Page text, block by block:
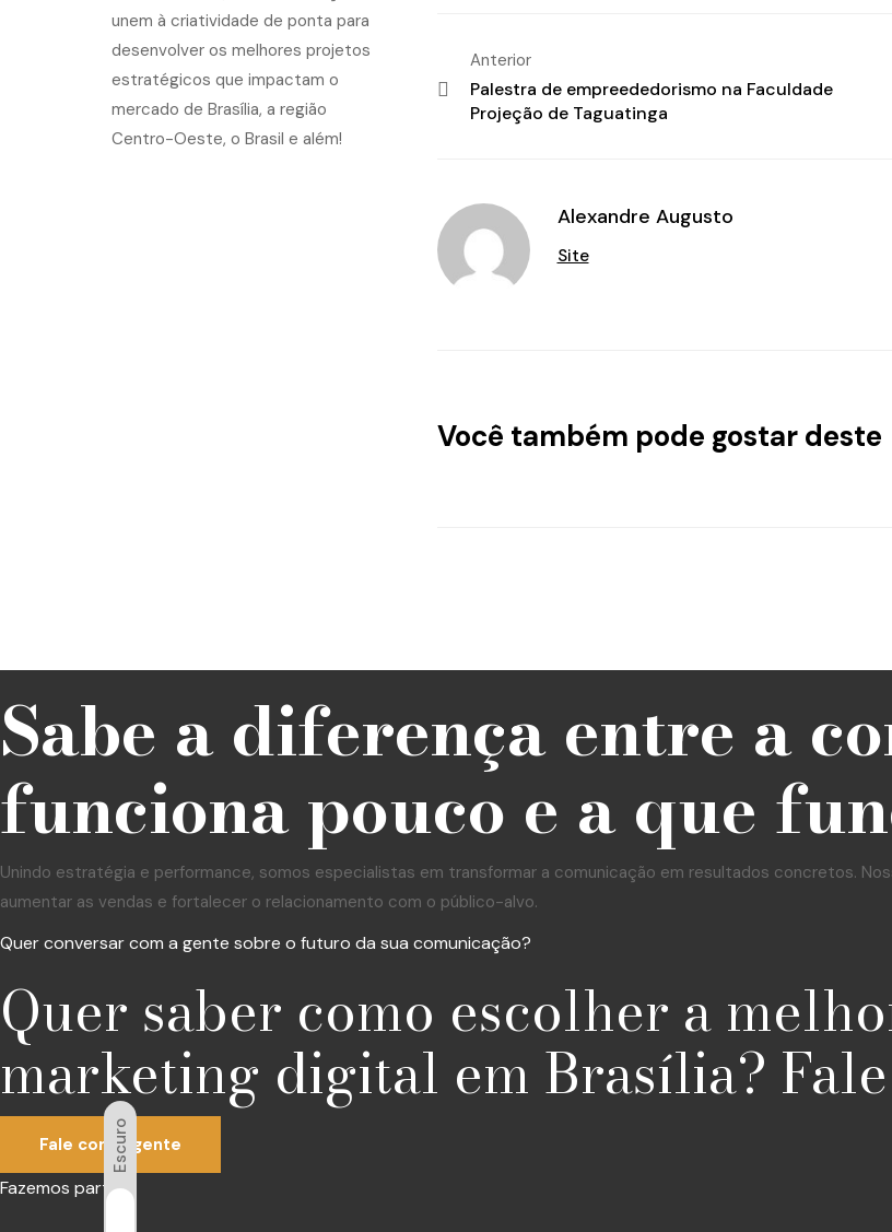
Anterior
Palestra de empreededorismo na Faculdade
Projeção de Taguatinga
Alexandre Augusto
Site
Você também pode gostar deste
Sabe a diferença entre a
funciona pouco e a que
Unindo estratégia e performance, somos especialistas em transformar a comunicação em resultados concretos.
aumentar as vendas e fortalecer o relacionamento com o público-alvo.
Quer conversar com a gente sobre o futuro da sua comunicação?
Quer saber como escolher a
marketing digital em Brasília?
Fale com a gente
Fazemos parte:
Escuro